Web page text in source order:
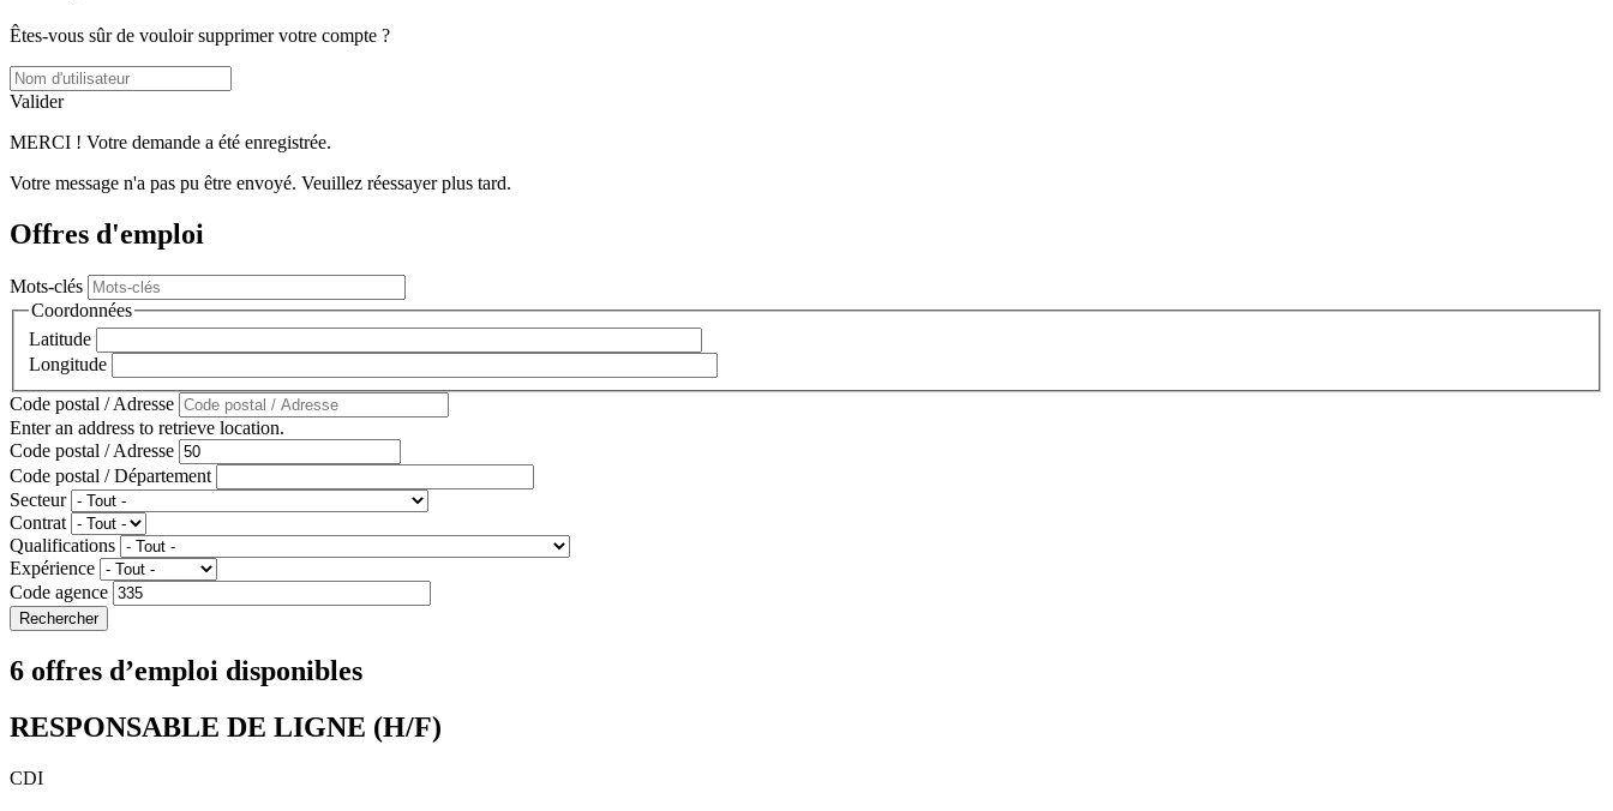
Êtes-vous sûr de vouloir supprimer votre compte ?
Valider
MERCI ! Votre demande a été enregistrée.
Votre message n'a pas pu être envoyé. Veuillez réessayer plus tard.
Offres d'emploi
Mots-clés
Coordonnées
Latitude
Longitude
Code postal / Adresse
Enter an address to retrieve location.
Code postal / Adresse
Code postal / Département
Secteur
Contrat
Qualifications
Expérience
Code agence
6 offres d’emploi disponibles
RESPONSABLE DE LIGNE (H/F)
CDI